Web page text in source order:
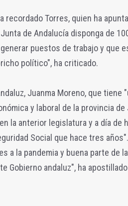
recordado Torres, quien ha
de Andalucía disponga de
puestos de trabajo y que
político", ha criticado.
Juanma Moreno, que tiene
y laboral de la provincia de
la anterior legislatura y a día de
Social que hace tres
a la pandemia y buena parte de la
Gobierno andaluz", ha apostillado